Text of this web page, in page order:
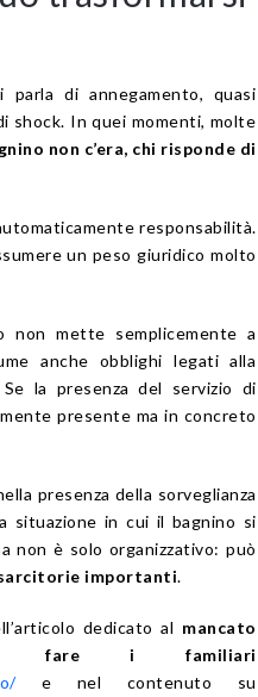
di annegamento, quasi
shock. In quei momenti, molte
non c’era, chi risponde di
responsabilità.
un peso giuridico molto
non mette semplicemente a
anche obblighi legati alla
la presenza del servizio di
presente ma in concreto
presenza della sorveglianza
situazione in cui il bagnino si
non è solo organizzativo: può
importanti.
dedicato al mancato
fare i familiari
e nel contenuto su